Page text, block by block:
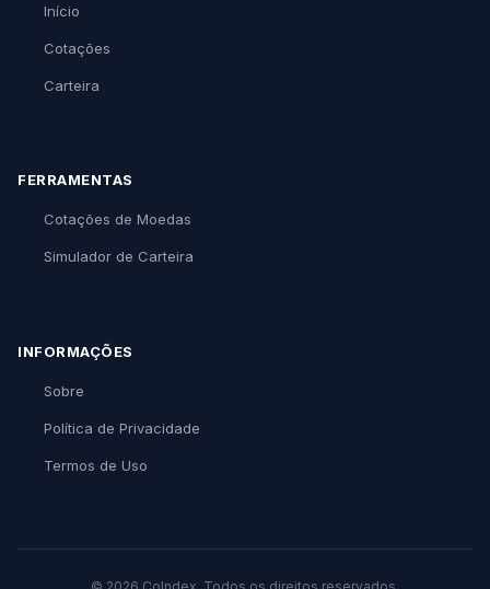
Início
Cotações
Carteira
FERRAMENTAS
Cotações de Moedas
Simulador de Carteira
INFORMAÇÕES
Sobre
Política de Privacidade
Termos de Uso